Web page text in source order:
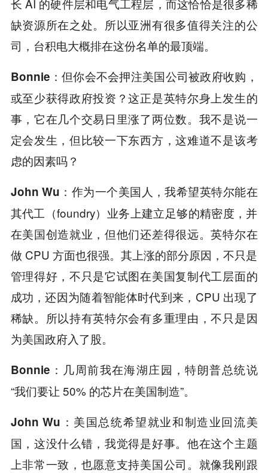
长 AI 的硬件层和电气工程层，而这恰恰是很多稀
缺资源所在之处。所以亚洲有很多值得关注的公
司，台积电大概排在这份名单的最顶端。
Bonnie：但你会不会押注美国公司被政府收购，
或至少获得政府投资？这正是英特尔身上发生的
事，它在几个交易日里涨了两位数。我不是说一
定会发生，但比较一下东西方，这难道不是该考
虑的因素吗？
John Wu： 作为一个美国人，我希望英特尔能在
其代工（foundry）业务上建立足够的精密度，并
在美国创造就业，但他们还差得很远。英特尔在
做 CPU 方面也很强。其上涨的部分原因，不只是
管理得好，不只是它试图在美国复制代工层面的
成功，还因为随着智能体时代到来，CPU 出现了
稀缺。所以持有英特尔会有多重理由，不只是因
为美国政府入了股。
Bonnie： 几周前我在海湖庄园，特朗普总统说
“我们要让 50% 的芯片在美国制造”。
John Wu： 美国总统希望就业和制造业回流美
国，这没什么错，我觉得是好事。他在这个主题
上非常一致，也愿意支持美国公司。就像我刚跟